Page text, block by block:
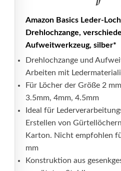
Amazon Basics Leder-
Drehlochzange,
Aufweitwerkzeug, silber*
Drehlochzange und
Arbeiten mit
Für Löcher der Größe 2
3.5mm, 4mm, 4.5mm
Ideal für
Erstellen von
Karton. Nicht empfohlen
mm
Konstruktion aus